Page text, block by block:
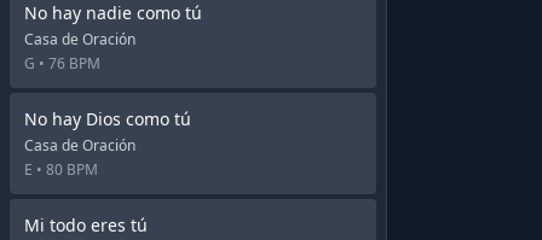
No hay nadie como tú
Casa de Oración
G • 76 BPM
No hay Dios como tú
Casa de Oración
E • 80 BPM
Mi todo eres tú